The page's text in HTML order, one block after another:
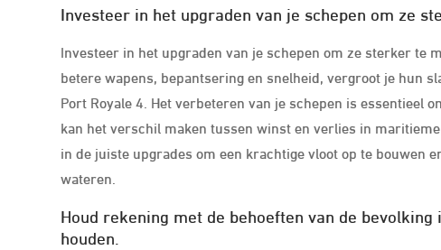
Investeer in het upgraden van je schepen om ze
Investeer in het upgraden van je schepen om ze sterker te
betere wapens, bepantsering en snelheid, vergroot je hun
Port Royale 4. Het verbeteren van je schepen is essentieel
kan het verschil maken tussen winst en verlies in
in de juiste upgrades om een krachtige vloot op te bouwen
wateren.
Houd rekening met de behoeften van de
houden.